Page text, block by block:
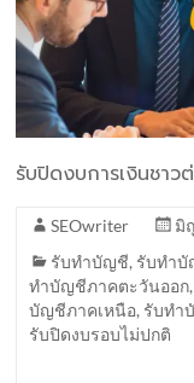
รับปิดงบการเงินชา
SEOwriter
มิ
รับทำบัญชี, รับทำบั
ทำบัญชีภาคตะวันออก,
บัญชีภาคเหนือ, รับทำ
รับปิดงบรอบไม่ปกติ